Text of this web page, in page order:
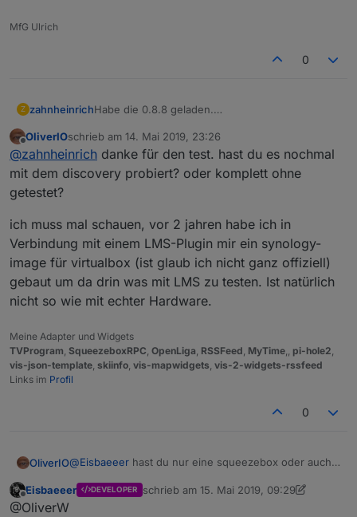
MfG Ulrich
0
Z zahnheinrichHabe die 0.8.8 geladen.
Ein echter Fortschritt zum bisherigen Media
Server Adapter.
Vielen Dank dafür!
Offline
OliverIOschrieb am 14. Mai 2019, 23:26
zuletzt editiert von
@zahnheinrich danke für den test. hast du es nochmal
mit dem discovery probiert? oder komplett ohne
getestet?
ich muss mal schauen, vor 2 jahren habe ich in
Verbindung mit einem LMS-Plugin mir ein synology-
image für virtualbox (ist glaub ich nicht ganz offiziell)
gebaut um da drin was mit LMS zu testen. Ist natürlich
nicht so wie mit echter Hardware.
Meine Adapter und Widgets
TVProgram, SqueezeboxRPC, OpenLiga, RSSFeed, MyTime,, pi-hole2,
vis-json-template, skiinfo, vis-mapwidgets, vis-2-widgets-rssfeed
Links im Profil
0
OliverIO@Eisbaeeer hast du nur eine squeezebox oder auch
Die squeezeboxen gehen auch ohne Server zu
Der Adapter steuert nur den LMS-Server zuhause.
Offline
Eisbaeeer DEVELOPER schrieb am 15. Mai 2019, 09:29
zuletzt editiert von Eisbaeeer
@OliverW